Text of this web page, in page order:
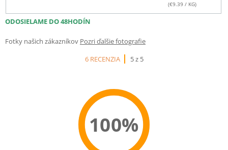
(€9.39 / KG)
ODOSIELAME DO 48HODÍN
Fotky našich zákazníkov Pozri ďalšie fotografie
6 RECENZIA
5 z 5
100%